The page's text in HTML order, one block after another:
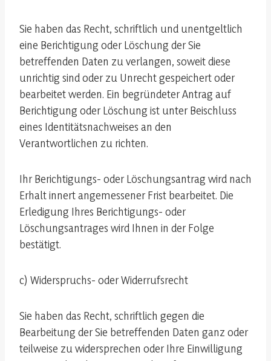
Sie haben das Recht, schriftlich und unentgeltlich
eine Berichtigung oder Löschung der Sie
betreffenden Daten zu verlangen, soweit diese
unrichtig sind oder zu Unrecht gespeichert oder
bearbeitet werden. Ein begründeter Antrag auf
Berichtigung oder Löschung ist unter Beischluss
eines Identitätsnachweises an den
Verantwortlichen zu richten.
Ihr Berichtigungs- oder Löschungsantrag wird nach
Erhalt innert angemessener Frist bearbeitet. Die
Erledigung Ihres Berichtigungs- oder
Löschungsantrages wird Ihnen in der Folge
bestätigt.
c) Widerspruchs- oder Widerrufsrecht
Sie haben das Recht, schriftlich gegen die
Bearbeitung der Sie betreffenden Daten ganz oder
teilweise zu widersprechen oder Ihre Einwilligung